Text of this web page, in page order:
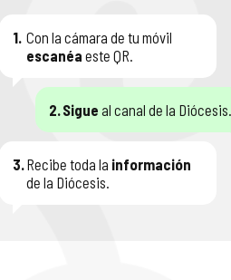
1. Con la cámara de tu móvil
escanéa este QR.
2.Sigue al canal de la Diócesis.
3.Recibe toda la información
de la Diócesis.